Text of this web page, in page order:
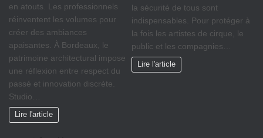
en atouts. Les professionnels
réinventent les volumes pour
créer des ambiances
apaisantes. À Bordeaux, le
patrimoine architectural impose
une réflexion entre respect du
passé et innovation discrète.
Studio…
Lire l'article
la sécurité de tous sont
indispensables. Pour protéger à
la fois les artistes de cirque, le
public et les compagnies…
Lire l'article